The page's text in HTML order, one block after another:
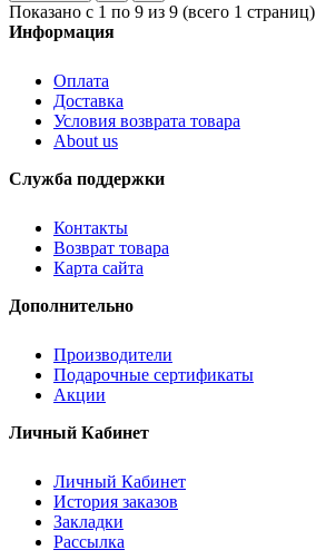
Показано с 1 по 9 из 9 (всего 1 страниц)
Информация
Оплата
Доставка
Условия возврата товара
About us
Служба поддержки
Контакты
Возврат товара
Карта сайта
Дополнительно
Производители
Подарочные сертификаты
Акции
Личный Кабинет
Личный Кабинет
История заказов
Закладки
Рассылка